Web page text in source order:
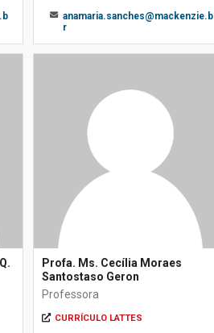
anamaria.sanches@mackenzie.b
r
Profa. Ms. Cecília Moraes
Santostaso Geron
Professora
CURRÍCULO LATTES